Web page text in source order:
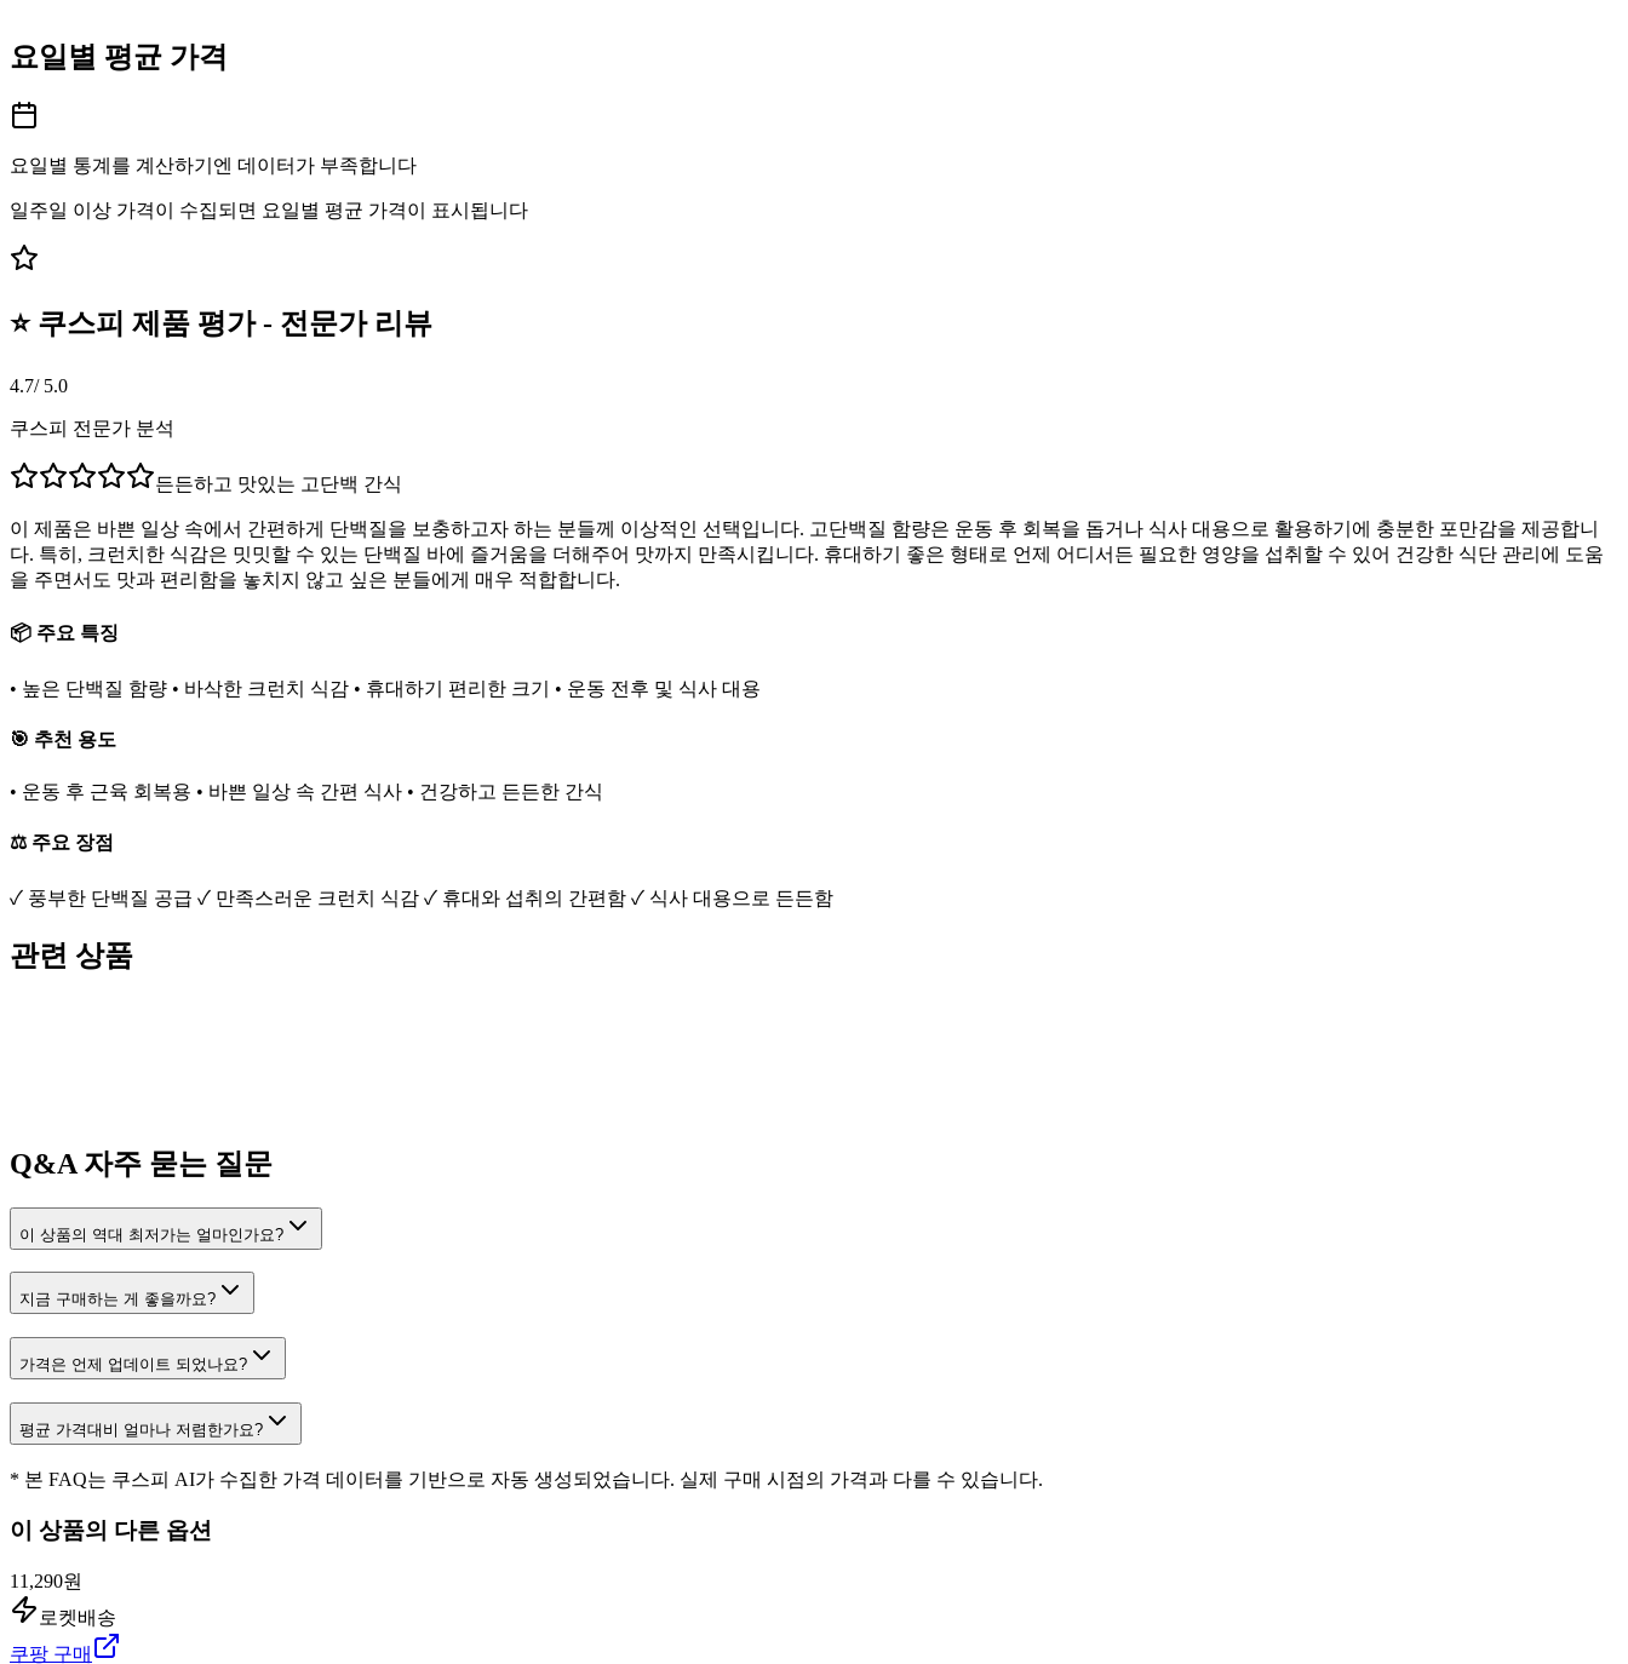
요일별 평균 가격
요일별 통계를 계산하기엔 데이터가 부족합니다
일주일 이상 가격이 수집되면 요일별 평균 가격이 표시됩니다
⭐ 쿠스피 제품 평가 - 전문가 리뷰
4.7/ 5.0
쿠스피 전문가 분석
든든하고 맛있는 고단백 간식
이 제품은 바쁜 일상 속에서 간편하게 단백질을 보충하고자 하는 분들께 이상적인 선택입니다. 고단백질 함량은 운동 후 회복을 돕거나 식사 대용으로 활용하기에 충분한 포만감을 제공합니
다. 특히, 크런치한 식감은 밋밋할 수 있는 단백질 바에 즐거움을 더해주어 맛까지 만족시킵니다. 휴대하기 좋은 형태로 언제 어디서든 필요한 영양을 섭취할 수 있어 건강한 식단 관리에 도움
을 주면서도 맛과 편리함을 놓치지 않고 싶은 분들에게 매우 적합합니다.
📦 주요 특징
• 높은 단백질 함량 • 바삭한 크런치 식감 • 휴대하기 편리한 크기 • 운동 전후 및 식사 대용
🎯 추천 용도
• 운동 후 근육 회복용 • 바쁜 일상 속 간편 식사 • 건강하고 든든한 간식
⚖️ 주요 장점
✓ 풍부한 단백질 공급 ✓ 만족스러운 크런치 식감 ✓ 휴대와 섭취의 간편함 ✓ 식사 대용으로 든든함
관련 상품
Q&A 자주 묻는 질문
이 상품의 역대 최저가는 얼마인가요?
지금 구매하는 게 좋을까요?
가격은 언제 업데이트 되었나요?
평균 가격대비 얼마나 저렴한가요?
* 본 FAQ는 쿠스피 AI가 수집한 가격 데이터를 기반으로 자동 생성되었습니다. 실제 구매 시점의 가격과 다를 수 있습니다.
이 상품의 다른 옵션
11,290원
로켓배송
쿠팡 구매